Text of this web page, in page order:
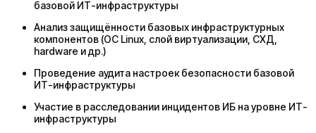
базовой ИТ-инфраструктуры
Анализ защищённости базовых инфраструктурных
компонентов (ОС Linux, слой виртуализации, СХД,
hardware и др.)
Проведение аудита настроек безопасности базовой
ИТ-инфраструктуры
Участие в расследовании инцидентов ИБ на уровне ИТ-
инфраструктуры